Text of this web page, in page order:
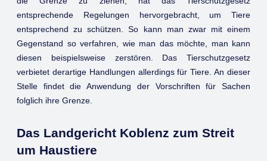
entsprechende Regelungen hervorgebracht, um Tiere
entsprechend zu schützen. So kann man zwar mit einem
Gegenstand so verfahren, wie man das möchte, man kann
diesen beispielsweise zerstören. Das Tierschutzgesetz
verbietet derartige Handlungen allerdings für Tiere. An dieser
Stelle findet die Anwendung der Vorschriften für Sachen
folglich ihre Grenze.
Das Landgericht Koblenz zum Streit
um Haustiere